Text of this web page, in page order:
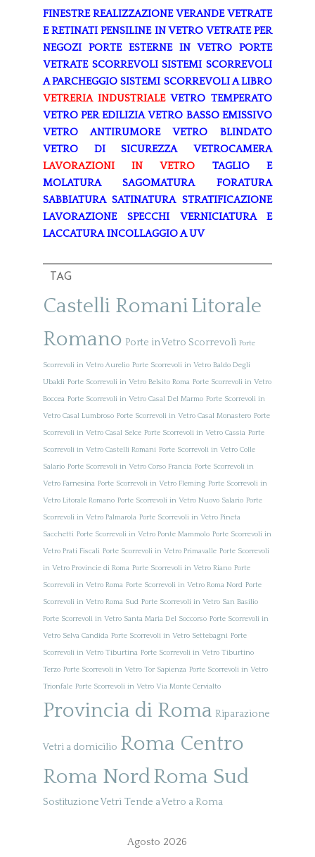
FINESTRE REALIZZAZIONE VERANDE VETRATE
E RETINATI PENSILINE IN VETRO VETRATE PER
NEGOZI PORTE ESTERNE IN VETRO PORTE
VETRATE SCORREVOLI SISTEMI SCORREVOLI
A PARCHEGGIO SISTEMI SCORREVOLI A LIBRO
VETRERIA INDUSTRIALE VETRO TEMPERATO
VETRO PER EDILIZIA VETRO BASSO EMISSIVO
VETRO ANTIRUMORE
VETRO BLINDATO
VETRO DI SICUREZZA
VETROCAMERA
LAVORAZIONI IN VETRO
TAGLIO E
MOLATURA
SAGOMATURA
FORATURA
SABBIATURA SATINATURA STRATIFICAZIONE
LAVORAZIONE SPECCHI
VERNICIATURA E
LACCATURA INCOLLAGGIO A UV
TAG
Castelli RomaniLitorale
Romano Porte in Vetro Scorrevoli Porte
Scorrevoli in Vetro Aurelio Porte Scorrevoli in Vetro Baldo Degli
Ubaldi Porte Scorrevoli in Vetro Belsito Roma Porte Scorrevoli in Vetro
Boccea Porte Scorrevoli in Vetro Casal Del Marmo Porte Scorrevoli in
Vetro Casal Lumbroso Porte Scorrevoli in Vetro Casal Monastero Porte
Scorrevoli in Vetro Casal Selce Porte Scorrevoli in Vetro Cassia Porte
Scorrevoli in Vetro Castelli Romani Porte Scorrevoli in Vetro Colle
Salario Porte Scorrevoli in Vetro Corso Francia Porte Scorrevoli in
Vetro Farnesina Porte Scorrevoli in Vetro Fleming Porte Scorrevoli in
Vetro Litorale Romano Porte Scorrevoli in Vetro Nuovo Salario Porte
Scorrevoli in Vetro Palmarola Porte Scorrevoli in Vetro Pineta
Sacchetti Porte Scorrevoli in Vetro Ponte Mammolo Porte Scorrevoli in
Vetro Prati Fiscali Porte Scorrevoli in Vetro Primavalle Porte Scorrevoli
in Vetro Provincie di Roma Porte Scorrevoli in Vetro Riano Porte
Scorrevoli in Vetro Roma Porte Scorrevoli in Vetro Roma Nord Porte
Scorrevoli in Vetro Roma Sud Porte Scorrevoli in Vetro San Basilio
Porte Scorrevoli in Vetro Santa Maria Del Soccorso Porte Scorrevoli in
Vetro Selva Candida Porte Scorrevoli in Vetro Settebagni Porte
Scorrevoli in Vetro Tiburtina Porte Scorrevoli in Vetro Tiburtino
Terzo Porte Scorrevoli in Vetro Tor Sapienza Porte Scorrevoli in Vetro
Trionfale Porte Scorrevoli in Vetro Via Monte Cervialto
Provincia di Roma Riparazione
Vetri a domicilio Roma Centro
Roma NordRoma Sud
Sostituzione Vetri Tende a Vetro a Roma
Agosto 2026